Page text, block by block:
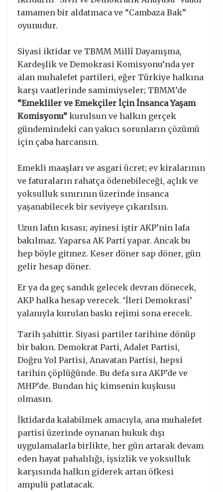
tamamen bir aldatmaca ve “Cambaza Bak”
oyunudur.
Siyasi iktidar ve TBMM Millî Dayanışma,
Kardeşlik ve Demokrasi Komisyonu’nda yer
alan muhalefet partileri, eğer Türkiye halkına
karşı vaatlerinde samimiyseler; TBMM’de
“Emekliler ve Emekçiler İçin İnsanca Yaşam
Komisyonu” kurulsun ve halkın gerçek
gündemindeki can yakıcı sorunların çözümü
için çaba harcansın.
Emekli maaşları ve asgari ücret; ev kiralarının
ve faturaların rahatça ödenebileceği, açlık ve
yoksulluk sınırının üzerinde insanca
yaşanabilecek bir seviyeye çıkarılsın.
Uzun lafın kısası; ayinesi iştir AKP’nin lafa
bakılmaz. Yaparsa AK Parti yapar. Ancak bu
hep böyle gitmez. Keser döner sap döner, gün
gelir hesap döner.
Er ya da geç sandık gelecek devran dönecek,
AKP halka hesap verecek. ‘İleri Demokrasi’
yalanıyla kurulan baskı rejimi sona erecek.
Tarih şahittir. Siyasi partiler tarihine dönüp
bir bakın. Demokrat Parti, Adalet Partisi,
Doğru Yol Partisi, Anavatan Partisi, hepsi
tarihin çöplüğünde. Bu defa sıra AKP’de ve
MHP’de. Bundan hiç kimsenin kuşkusu
olmasın.
İktidarda kalabilmek amacıyla, ana muhalefet
partisi üzerinde oynanan hukuk dışı
uygulamalarla birlikte, her gün artarak devam
eden hayat pahalılığı, işsizlik ve yoksulluk
karşısında halkın giderek artan öfkesi
ampulü patlatacak.